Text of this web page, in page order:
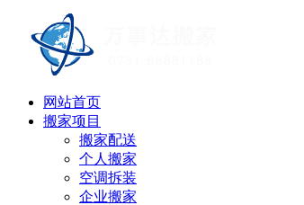
网站首页
搬家项目
搬家配送
个人搬家
空调拆装
企业搬家